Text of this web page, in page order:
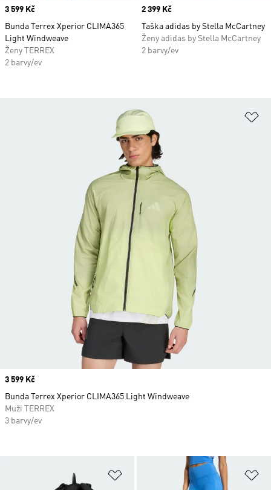
Price
3 599 Kč
Bunda Terrex Xperior CLIMA365
Light Windweave
Ženy TERREX
2 barvy/ev
Price
2 399 Kč
Taška adidas by Stella McCartney
Ženy adidas by Stella McCartney
2 barvy/ev
Přidat do seznamu přání
Price
3 599 Kč
Bunda Terrex Xperior CLIMA365 Light Windweave
Muži TERREX
3 barvy/ev